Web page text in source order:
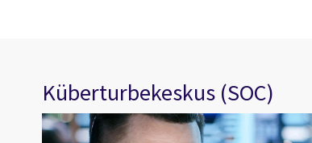
Küberturbekeskus (SOC)